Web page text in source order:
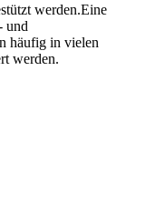
werden.Eine
und
häufig in vielen
werden.